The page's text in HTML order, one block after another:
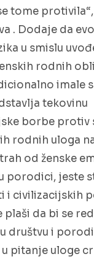
tome
. Dodaje da
u smislu
rodnih
imale
tekovinu
borbe protiv
rodnih uloga
od ženske
porodici, jeste
i civilizacijskih
plaši da bi se
u društvu i
pitanje uloge